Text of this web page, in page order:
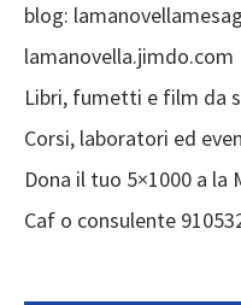
blog:
lamanovella.jimdo.com
Libri, fumetti e film da
Corsi, laboratori ed
Dona il tuo 5×1000 a la
Caf o consulente